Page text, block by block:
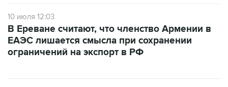
10 июля 12:03
В Ереване считают, что членство Армении в
ЕАЭС лишается смысла при сохранении
ограничений на экспорт в РФ